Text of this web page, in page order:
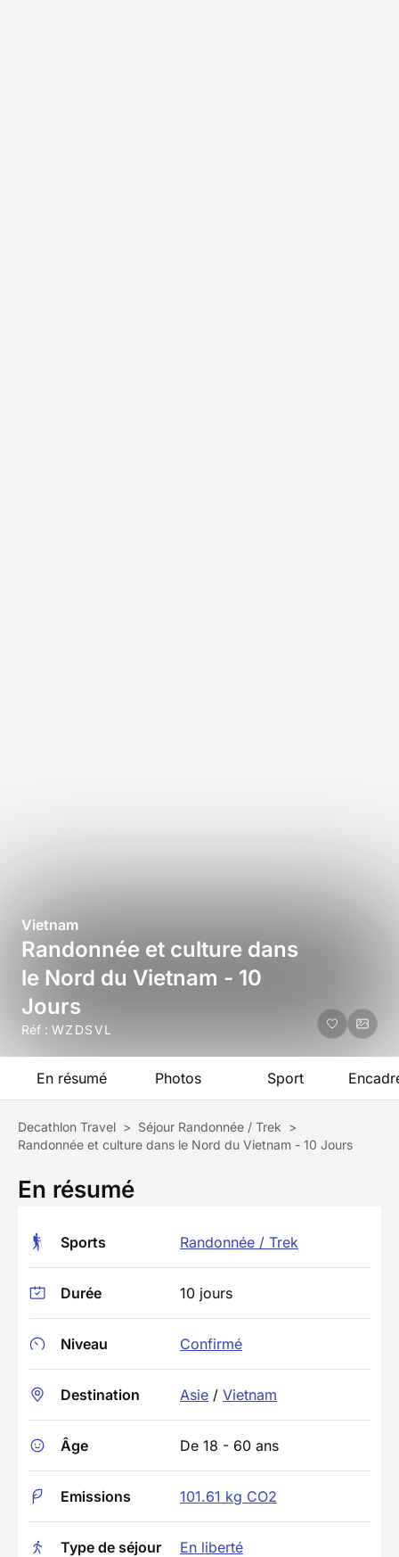
Vietnam
Randonnée et culture dans
le Nord du Vietnam - 10
Jours
Réf : WZDSVL
En résumé Photos Sport
Decathlon Travel > Séjour Randonnée / Trek >
Randonnée et culture dans le Nord du Vietnam - 10 Jours
En résumé
Sports Randonnée / Trek
Durée 10 jours
Niveau Confirmé
Destination Asie / Vietnam
Âge De 18 - 60 ans
Emissions 101.61 kg CO2
Type de séjour En liberté